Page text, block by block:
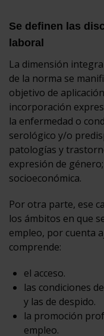
Se definen las
laboral
La dimensión
de la norma se
objetivo de
incorporación
la enfermedad o
serológico y/o
patologías y
expresión de
socioeconómica.
Por otra parte, ese
los ámbitos en que
empleo, por cuenta
comprende:
el acceso.
las condiciones
y las de despido.
la promoción
empleo.